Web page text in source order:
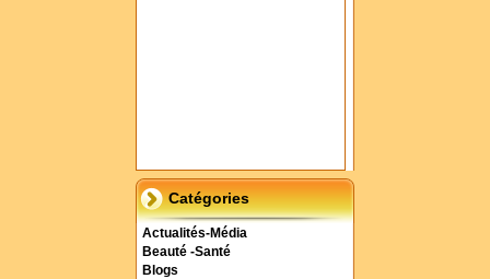
Catégories
Actualités-Média
Beauté -Santé
Blogs